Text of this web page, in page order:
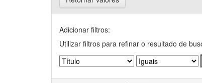
Adicionar filtros:
Utilizar filtros para refinar o resultado de